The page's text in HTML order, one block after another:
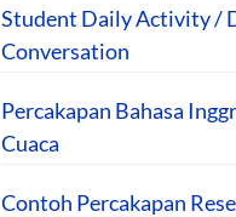
Student Daily Activity /
Conversation
Percakapan Bahasa
Cuaca
Contoh Percakapan